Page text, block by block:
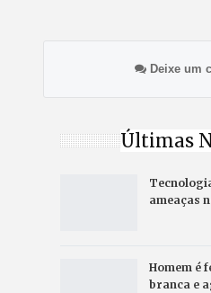
Deixe um
Últimas
ameaças
Homem é
branca e